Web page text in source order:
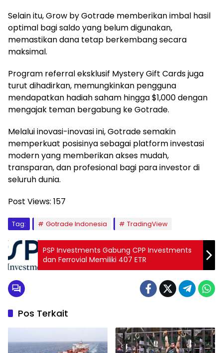
Selain itu, Grow by Gotrade memberikan imbal hasil
optimal bagi saldo yang belum digunakan,
memastikan dana tetap berkembang secara
maksimal.
Program referral eksklusif Mystery Gift Cards juga
turut dihadirkan, memungkinkan pengguna
mendapatkan hadiah saham hingga $1,000 dengan
mengajak teman bergabung ke Gotrade.
Melalui inovasi-inovasi ini, Gotrade semakin
memperkuat posisinya sebagai platform investasi
modern yang memberikan akses mudah,
transparan, dan profesional bagi para investor di
seluruh dunia.
Post Views: 157
Tag: Gotrade Indonesia TradingView
PSP Investments Gabung CPP Investments
dan Ferrovial Memiliki 407 ETR
Pos Terkait